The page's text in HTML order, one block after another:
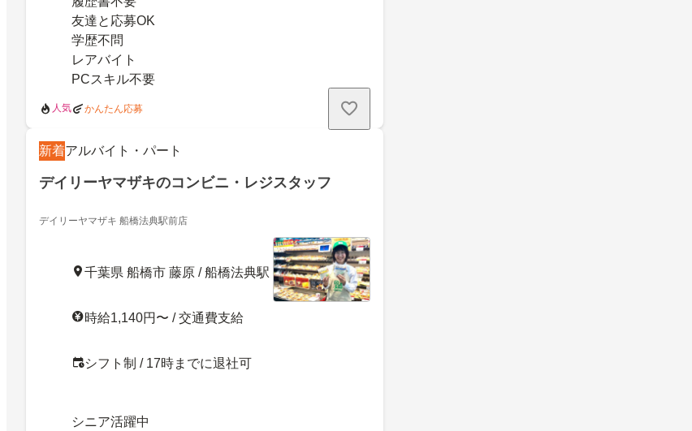
友達と応募OK
学歴不問
レアバイト
PCスキル不要
人気 かんたん応募
新着アルバイト・パート
デイリーヤマザキのコンビニ・レジスタッフ
デイリーヤマザキ 船橋法典駅前店
千葉県 船橋市 藤原 / 船橋法典駅
時給1,140円〜 / 交通費支給
シフト制 / 17時までに退社可
シニア活躍中